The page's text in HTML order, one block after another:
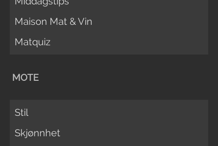
Maison Mat & Vin
Matquiz
MOTE
Stil
Skjønnhet